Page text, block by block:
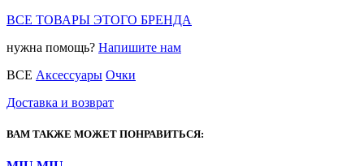
ВСЕ ТОВАРЫ ЭТОГО БРЕНДА
нужна помощь? Напишите нам
ВСЕ Аксессуары Очки
Доставка и возврат
ВАМ ТАКЖЕ МОЖЕТ ПОНРАВИТЬСЯ: